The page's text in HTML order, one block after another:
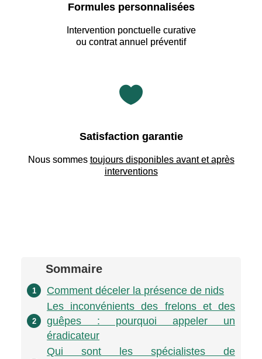
Formules personnalisées
Intervention ponctuelle curative
ou contrat annuel préventif

Satisfaction garantie
Nous sommes toujours disponibles avant et après
interventions
Sommaire
1 Comment déceler la présence de nids
2
Les inconvénients des frelons et des
guêpes : pourquoi appeler un
éradicateur
Qui sont les spécialistes de